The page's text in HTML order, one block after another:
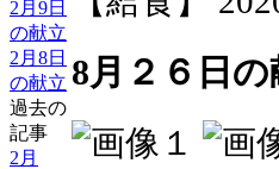
2月9日
の献立
2月8日
の献立
過去の
記事
2月
8月２６日の